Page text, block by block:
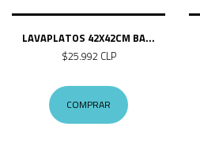
LAVAPLATOS 42X42CM BA...
$25.992 CLP
COMPRAR